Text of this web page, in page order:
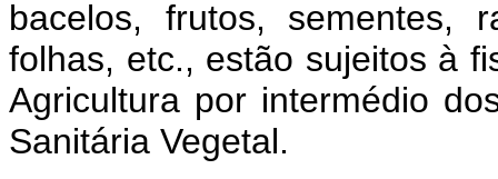
bacelos, frutos, sementes,
folhas, etc., estão sujeitos à
Agricultura por intermédio
Sanitária Vegetal.